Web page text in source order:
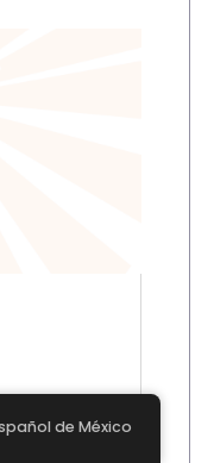
de México